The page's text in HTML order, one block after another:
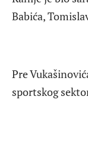
Babića,
Pre
sportskog